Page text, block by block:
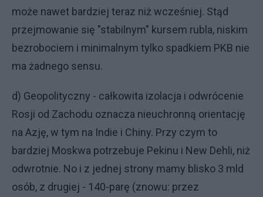
może nawet bardziej teraz niż wcześniej. Stąd
przejmowanie się "stabilnym" kursem rubla, niskim
bezrobociem i minimalnym tylko spadkiem PKB nie
ma żadnego sensu.
d) Geopolityczny - całkowita izolacja i odwrócenie
Rosji od Zachodu oznacza nieuchronną orientację
na Azję, w tym na Indie i Chiny. Przy czym to
bardziej Moskwa potrzebuje Pekinu i New Dehli, niż
odwrotnie. No i z jednej strony mamy blisko 3 mld
osób, z drugiej - 140-parę (znowu: przez